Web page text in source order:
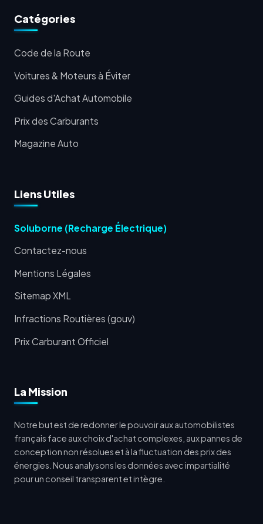
Catégories
Code de la Route
Voitures & Moteurs à Éviter
Guides d'Achat Automobile
Prix des Carburants
Magazine Auto
Liens Utiles
Soluborne (Recharge Électrique)
Contactez-nous
Mentions Légales
Sitemap XML
Infractions Routières (gouv)
Prix Carburant Officiel
La Mission
Notre but est de redonner le pouvoir aux automobilistes
français face aux choix d'achat complexes, aux pannes de
conception non résolues et à la fluctuation des prix des
énergies. Nous analysons les données avec impartialité
pour un conseil transparent et intègre.